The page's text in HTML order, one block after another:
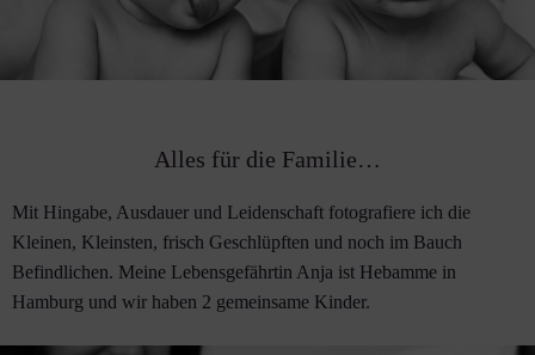
Alles für die Familie…
Mit Hingabe, Ausdauer und Leidenschaft fotografiere ich die
Kleinen, Kleinsten, frisch Geschlüpften und noch im Bauch
Befindlichen. Meine Lebensgefährtin Anja ist Hebamme in
Hamburg und wir haben 2 gemeinsame Kinder.